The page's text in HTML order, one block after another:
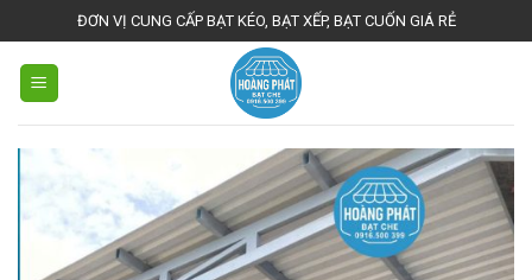
to
content
ĐƠN VỊ CUNG CẤP BẠT KÉO, BẠT XẾP, BẠT CUỐN GIÁ RẺ